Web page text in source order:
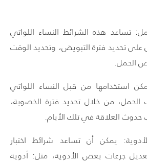
تساعد هذه الشرائط النساء اللواتي
تحديد فترة التبويض، وتحديد الوقت
الحمل.
استخدامها من قبل النساء اللواتي
من خلال تحديد فترة الخصوبة،
حدوث العلاقة في تلك الأيام.
يمكن أن تساعد شرائط اختبار
جرعات بعض الأدوية، مثل: أدوية